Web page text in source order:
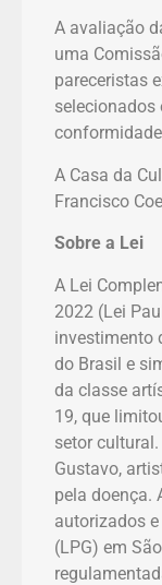
A avaliação
uma
pareceristas
selecionados
A Casa da
Francisco
Sobre a Lei
A Lei
2022 (Lei
investimento
do Brasil e
da classe
19, que
setor
Gustavo,
pela doença.
autorizados
(LPG) em